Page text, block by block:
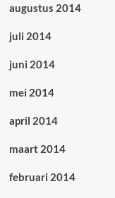
augustus 2014
juli 2014
juni 2014
mei 2014
april 2014
maart 2014
februari 2014